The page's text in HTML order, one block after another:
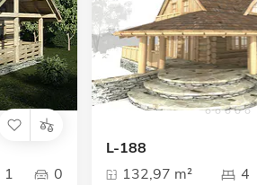
1 0
L-188
132,97 m²
4